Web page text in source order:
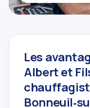
Les
Albert et